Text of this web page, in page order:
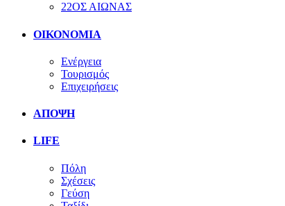
22ΟΣ ΑΙΩΝΑΣ
ΟΙΚΟΝΟΜΙΑ
Ενέργεια
Τουρισμός
Επιχειρήσεις
ΑΠΟΨΗ
LIFE
Πόλη
Σχέσεις
Γεύση